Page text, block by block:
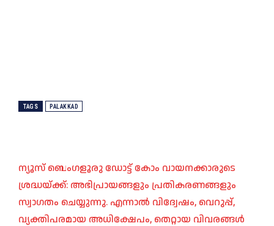
TAGS PALAKKAD
ന്യൂസ് ബെംഗളൂരു ഡോട്ട് കോം വായനക്കാരുടെ
ശ്രദ്ധയ്ക്ക്: അഭിപ്രായങ്ങളും പ്രതികരണങ്ങളും
സ്വാഗതം ചെയ്യുന്നു. എന്നാൽ വിദ്വേഷം, വെറുപ്പ്,
വ്യക്തിപരമായ അധിക്ഷേപം, തെറ്റായ വിവരങ്ങൾ